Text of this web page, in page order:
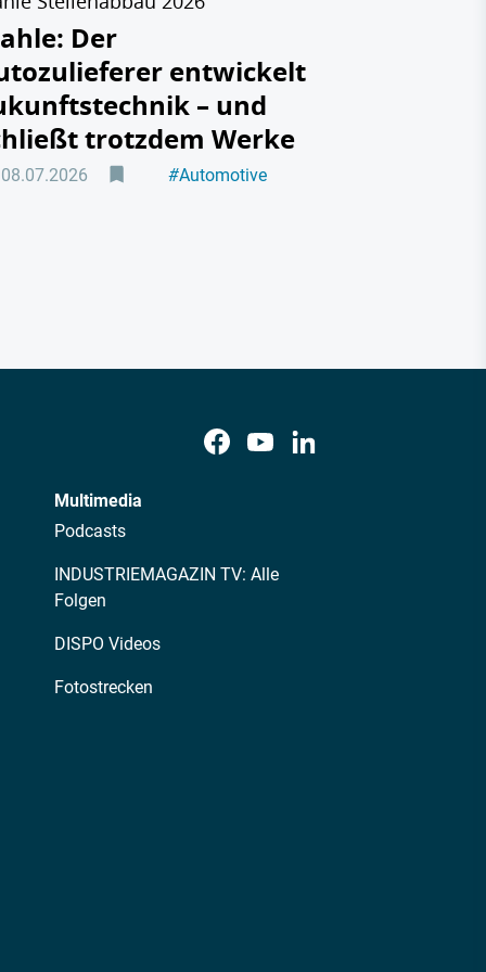
Der
entwickelt
– und
trotzdem Werke
08.07.2026 #Automotive
Multimedia
Podcasts
INDUSTRIEMAGAZIN TV: Alle
Folgen
DISPO Videos
Fotostrecken